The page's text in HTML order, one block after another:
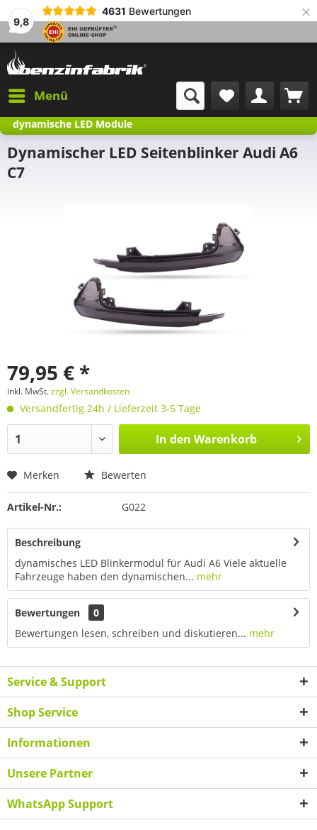
9,8
4631 Bewertungen ×
Menü
dynamische LED Module
Dynamischer LED Seitenblinker Audi A6
C7
79,95 € *
inkl. MwSt.zzgl. Versandkosten
Versandfertig 24h / Lieferzeit 3-5 Tage
In den Warenkorb
Merken Bewerten
Artikel-Nr.: G022
Beschreibung
dynamisches LED Blinkermodul für Audi A6 Viele aktuelle
Fahrzeuge haben den dynamischen... mehr
Bewertungen
0
Bewertungen lesen, schreiben und diskutieren... mehr
Service & Support
Shop Service
Informationen
Unsere Partner
WhatsApp Support